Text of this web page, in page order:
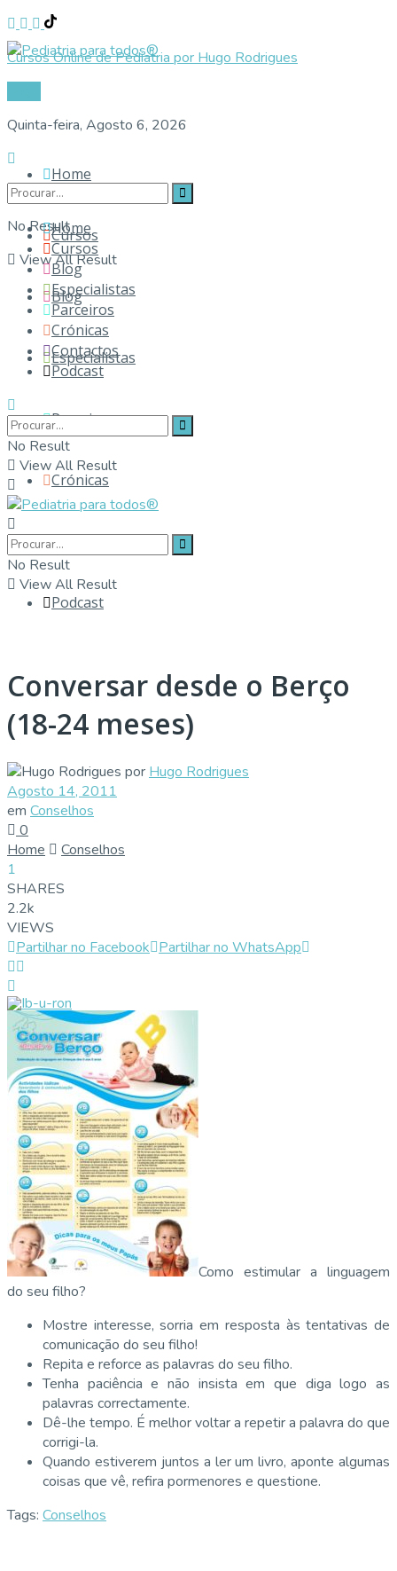
Cursos Online de Pediatria por Hugo Rodrigues
Quinta-feira, Agosto 6, 2026
No Result
View All Result
Home
Cursos
Blog
Especialistas
Parceiros
Crónicas
Contactos
Podcast
Home
Cursos
Blog
Especialistas
Parceiros
Crónicas
Contactos
Podcast
No Result
View All Result
No Result
View All Result
Conversar desde o Berço
(18-24 meses)
por Hugo Rodrigues
Agosto 14, 2011
em Conselhos
0
Home
Conselhos
1
SHARES
2.2k
VIEWS
Partilhar no Facebook Partilhar no WhatsApp
Como estimular a linguagem
do seu filho?
Mostre interesse, sorria em resposta às tentativas de
comunicação do seu filho!
Repita e reforce as palavras do seu filho.
Tenha paciência e não insista em que diga logo as
palavras correctamente.
Dê-lhe tempo. É melhor voltar a repetir a palavra do que
corrigi-la.
Quando estiverem juntos a ler um livro, aponte algumas
coisas que vê, refira pormenores e questione.
Tags: Conselhos